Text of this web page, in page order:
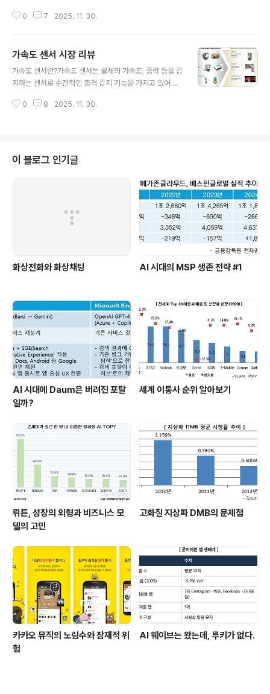
개가 담겨져 있다. 해당 이미지는 아래와 같다. 희안하다.
것이 이상하다. 그리고, 이런 중요한 정책 설명회에 이미지
만 보내는 무성의함은 또 뭐란 말인가? 즉시 답변을 보냈
다.(이 과정에서 실수로 전체 답장을 눌렀다. 혹여나 메일을
입니다.아래 초대장이 왔는데, 어떻게 신청을 하는 것인지
0 7 2025. 11. 30.
가속도 센서 시장 리뷰
가속도 센서란?가속도 센서는 물체의 가속도, 중력 등을 감
지하는 센서로 순간적인 충격 감지 기능을 가지고 있어 그
최근에는 MEMS 기술을 적용하여 소형화, 저전력화 등을
서의 가속도 센서의 활용은 단순한 하드웨어 보호 기기가
아닌 하나의 입력장치로서의 역할을 충분히 해주고 있으
며, 다양한 활용 어플리케이션을 생산해 내고 있다.- Sour
ce : memsic.com MEMS(Micro Electo Mechanic
al System)이란?마이크로미터 크기의 전자적, 기계적 요
0 8 2025. 11. 30.
이 블로그 인기글
화상전화와 화상채팅 AI 시대의 MSP 생존 전략 #1
AI 시대에 Daum은 버려진 포탈
일까?
세계 이통사 순위 알아보기
뤼튼, 성장의 외형과 비즈니스 모
델의 고민
고화질 지상파 DMB의 문제점
카카오 뮤직의 노림수와 잠재적 위
험
AI 웨이브는 왔는데, 루키가 없다.